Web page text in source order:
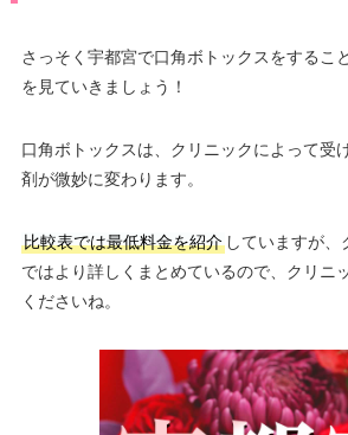
さっそく宇都宮で口角ボトックスをするこ
を見ていきましょう！
口角ボトックスは、クリニックによって受
剤が微妙に変わります。
比較表では最低料金を紹介していますが、
ではより詳しくまとめているので、クリニ
くださいね。